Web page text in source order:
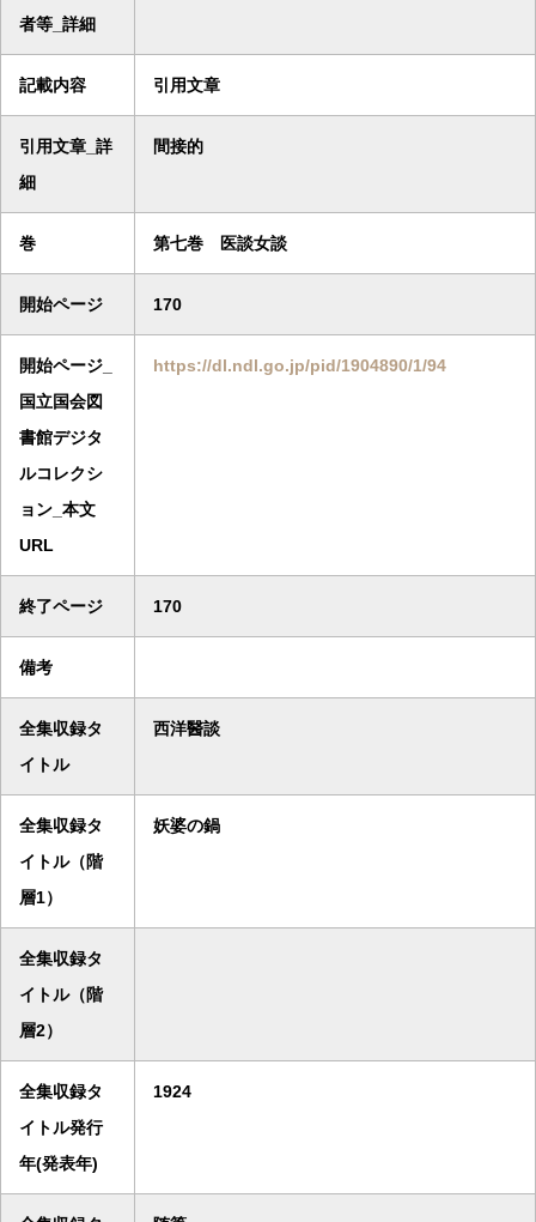
者等_詳細
記載内容 引用文章
引用文章_詳
細
間接的
巻 第七巻 医談女談
開始ページ 170
開始ページ_
国立国会図
書館デジタ
ルコレクシ
ョン_本文
URL
https://dl.ndl.go.jp/pid/1904890/1/94
終了ページ 170
備考
全集収録タ
イトル
西洋醫談
全集収録タ
イトル（階
層1）
妖婆の鍋
全集収録タ
イトル（階
層2）
全集収録タ
イトル発行
年(発表年)
1924